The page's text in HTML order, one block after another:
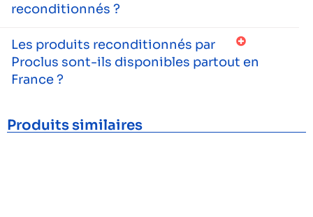
reconditionnés ?
Les produits reconditionnés par
Proclus sont-ils disponibles partout en
France ?
Produits similaires